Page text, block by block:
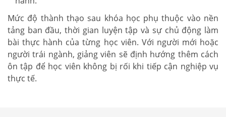
Mức độ thành thạo sau khóa học phụ thuộc vào nền
tảng ban đầu, thời gian luyện tập và sự chủ động làm
bài thực hành của từng học viên. Với người mới hoặc
người trái ngành, giảng viên sẽ định hướng thêm cách
ôn tập để học viên không bị rối khi tiếp cận nghiệp vụ
thực tế.